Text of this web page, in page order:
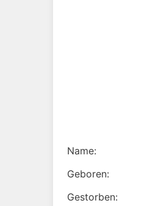
Name:
Geboren:
Gestorben: